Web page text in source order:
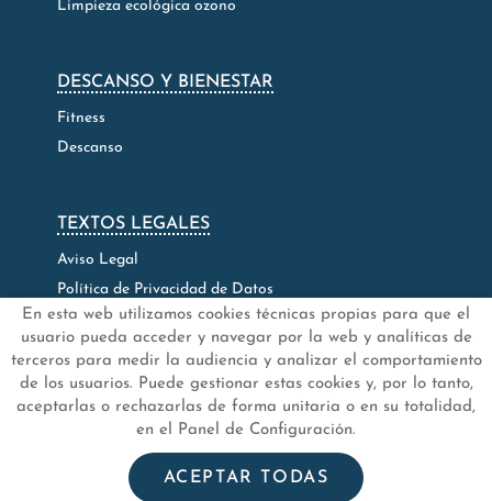
En esta web utilizamos cookies técnicas propias para que el
usuario pueda acceder y navegar por la web y analíticas de
terceros para medir la audiencia y analizar el comportamiento
de los usuarios. Puede gestionar estas cookies y, por lo tanto,
aceptarlas o rechazarlas de forma unitaria o en su totalidad,
en el Panel de Configuración.
ACEPTAR TODAS
Limpieza ecológica ozono
DESCANSO Y BIENESTAR
Fitness
Descanso
TEXTOS LEGALES
Aviso Legal
Política de Privacidad de Datos
Política de Cookies
Configuración de Cookies
QUIÉNES SOMOS.NOTICIAS.FAQ'S
tratamientosasidan.com
© 2025 - Diseño y programación